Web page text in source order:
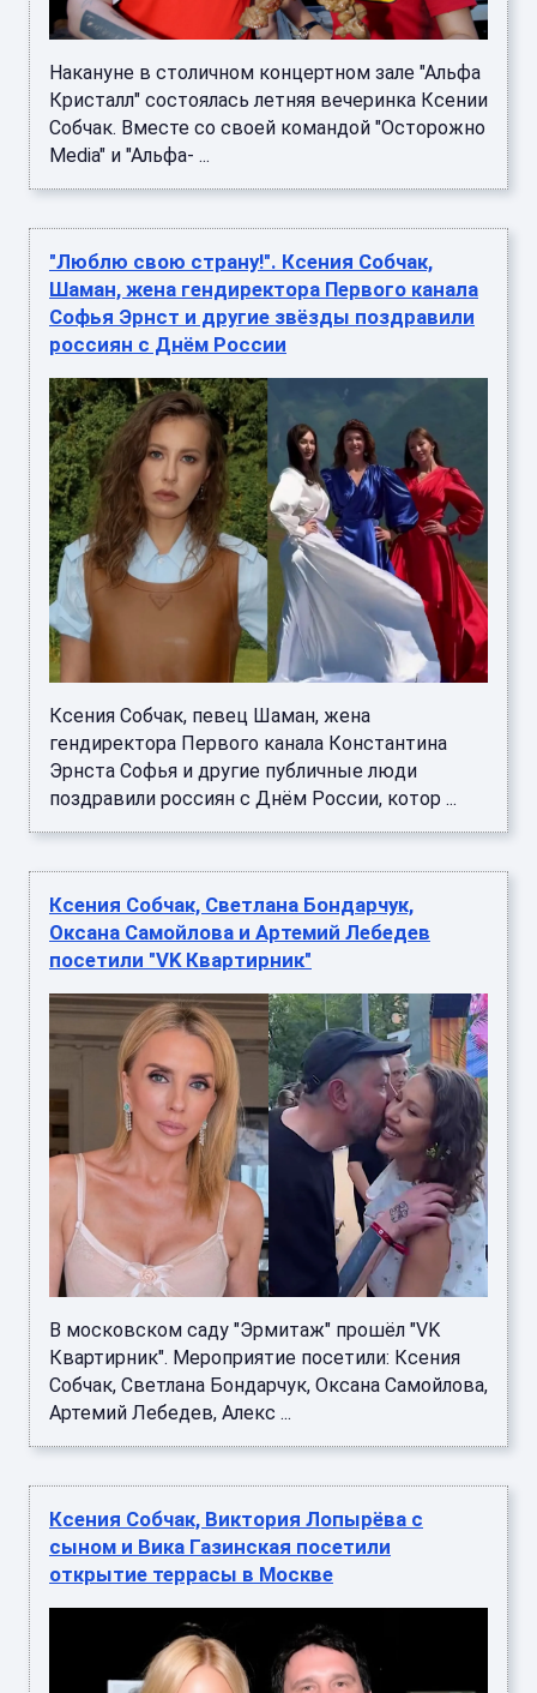
Накануне в столичном концертном зале "Альфа
Кристалл" состоялась летняя вечеринка Ксении
Собчак. Вместе со своей командой "Осторожно
Media" и "Альфа- ...
"Люблю свою страну!". Ксения Собчак,
Шаман, жена гендиректора Первого канала
Софья Эрнст и другие звёзды поздравили
россиян с Днём России
Ксения Собчак, певец Шаман, жена
гендиректора Первого канала Константина
Эрнста Софья и другие публичные люди
поздравили россиян с Днём России, котор ...
Ксения Собчак, Светлана Бондарчук,
Оксана Самойлова и Артемий Лебедев
посетили "VK Квартирник"
В московском саду "Эрмитаж" прошёл "VK
Квартирник". Мероприятие посетили: Ксения
Собчак, Светлана Бондарчук, Оксана Самойлова,
Артемий Лебедев, Алекс ...
Ксения Собчак, Виктория Лопырёва с
сыном и Вика Газинская посетили
открытие террасы в Москве